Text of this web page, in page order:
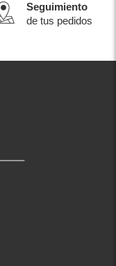
Seguimiento
de tus pedidos